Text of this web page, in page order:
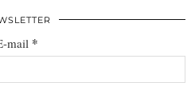
mail *